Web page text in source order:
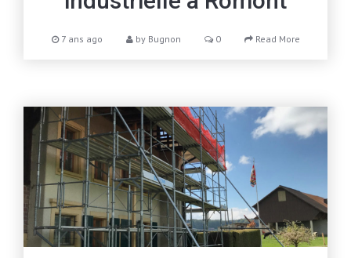
7 ans ago by Bugnon 0 Read More